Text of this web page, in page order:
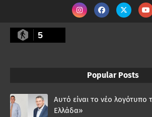
5
Popular Posts
Αυτό είναι το νέο
Ελλάδα»